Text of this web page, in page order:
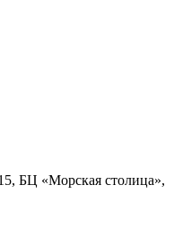
БЦ «Морская столица»,